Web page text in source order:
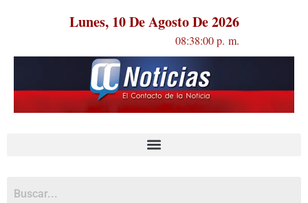
Lunes, 10 De Agosto De 2026
08:38:00 p. m.